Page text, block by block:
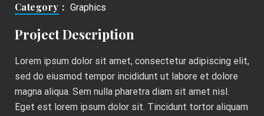
Category Graphics
Project Description
Lorem ipsum dolor sit amet, consectetur adipiscing elit,
sed do eiusmod tempor incididunt ut labore et dolore
magna aliqua. Sem nulla pharetra diam sit amet nisl.
Eget est lorem ipsum dolor sit. Tincidunt tortor aliquam